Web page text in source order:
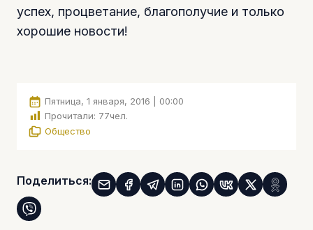
успех, процветание, благополучие и только
хорошие новости!
Пятница, 1 января, 2016 | 00:00
Прочитали: 77чел.
Общество
Поделиться: